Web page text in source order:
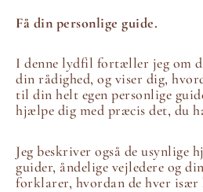
Få din personlige guide.
I denne lydfil fortæller jeg om
din rådighed, og viser dig,
til din helt egen personlige
hjælpe dig med præcis det, du
Jeg beskriver også de usynlige
guider, åndelige vejledere og
forklarer, hvordan de hver især